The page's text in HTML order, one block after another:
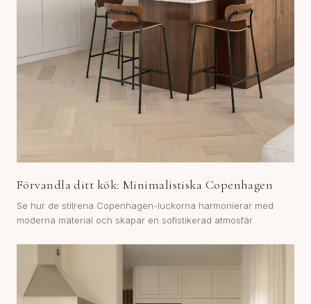
Förvandla ditt kök: Minimalistiska Copenhagen
Se hur de stilrena Copenhagen-luckorna harmonierar med
moderna material och skapar en sofistikerad atmosfär.